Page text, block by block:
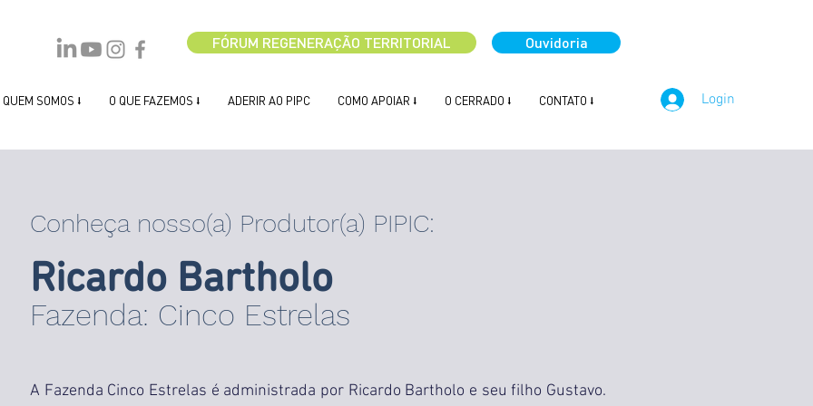
FÓRUM REGENERAÇÃO TERRITORIAL Ouvidoria
QUEM SOMOS ⭣ O QUE FAZEMOS ⭣ ADERIR AO PIPC COMO APOIAR ⭣ O CERRADO ⭣ CONTATO ⭣ Login
Conheça nosso(a) Produtor(a) PIPIC:
Ricardo Bartholo
Fazenda: Cinco Estrelas
A Fazenda Cinco Estrelas é administrada por Ricardo Bartholo e seu filho Gustavo.